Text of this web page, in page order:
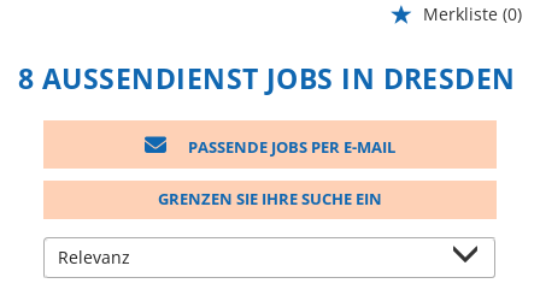
Merkliste (0)
8 AUSSENDIENST JOBS IN DRESDEN
PASSENDE JOBS PER E-MAIL
GRENZEN SIE IHRE SUCHE EIN